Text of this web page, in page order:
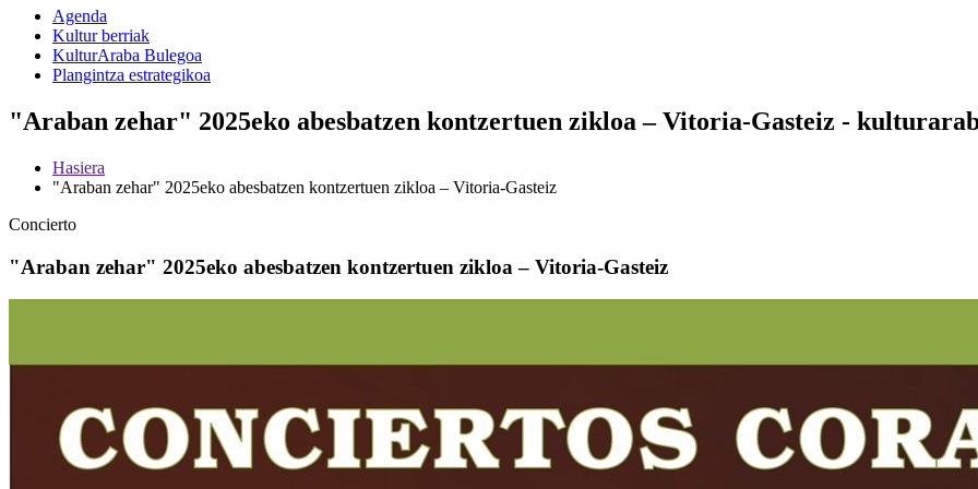
Agenda
Kultur berriak
KulturAraba Bulegoa
Plangintza estrategikoa
"Araban zehar" 2025eko abesbatzen kontzertuen zikloa – Vitoria-Gasteiz -
Hasiera
"Araban zehar" 2025eko abesbatzen kontzertuen zikloa – Vitoria-Gasteiz
Concierto
"Araban zehar" 2025eko abesbatzen kontzertuen zikloa – Vitoria-Gasteiz